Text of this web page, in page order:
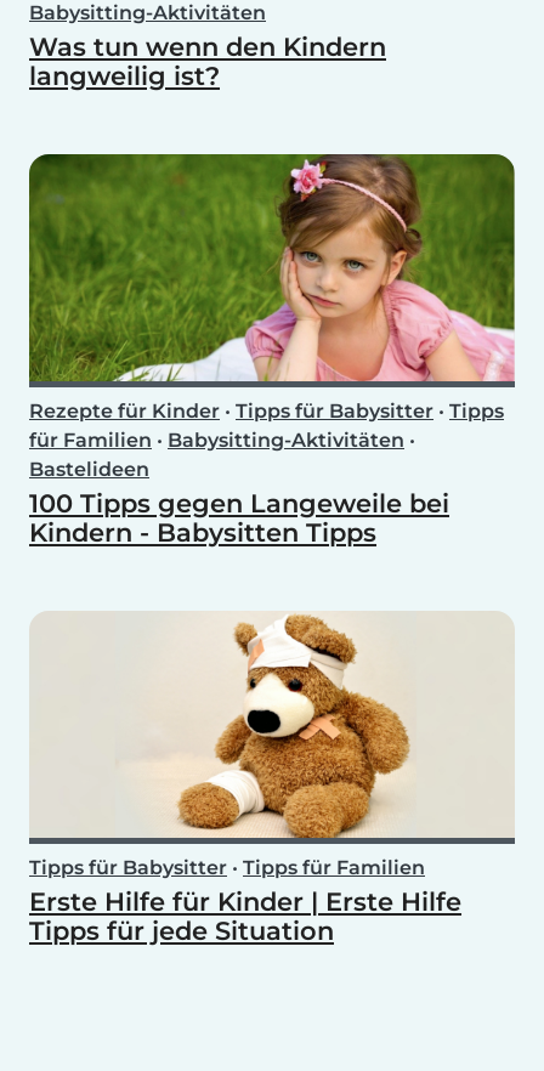
Babysitting-Aktivitäten
Was tun wenn den Kindern
langweilig ist?
Rezepte für Kinder • Tipps für Babysitter • Tipps
für Familien • Babysitting-Aktivitäten •
Bastelideen
100 Tipps gegen Langeweile bei
Kindern - Babysitten Tipps
Tipps für Babysitter • Tipps für Familien
Erste Hilfe für Kinder | Erste Hilfe
Tipps für jede Situation